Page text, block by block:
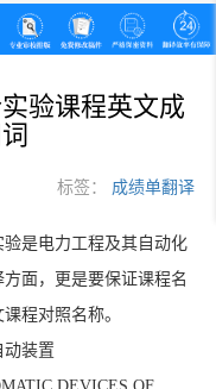
验课程英文成
标签： 成绩单翻译
是电力工程及其自动化
面，更是要保证课程名
程对照名称。
动装置